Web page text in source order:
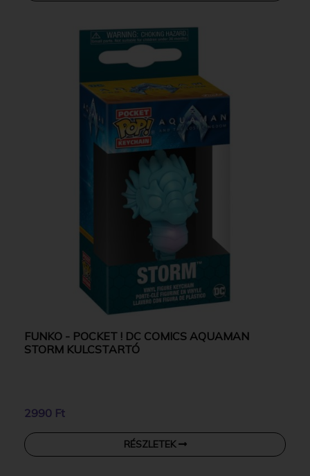
FUNKO - POCKET ! DC COMICS AQUAMAN
STORM KULCSTARTÓ
2990 Ft
RÉSZLETEK